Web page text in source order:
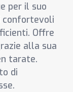
per il suo
confortevoli
Offre
alla sua
tarate.
di